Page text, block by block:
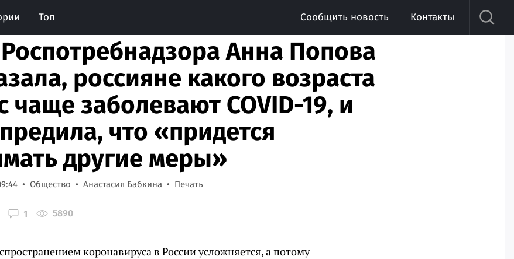
Топ Сообщить новость Контакты
Анна Попова
россияне какого возраста
чаще заболевают COVID-19, и
что «придется
другие меры»
Общество Анастасия Бабкина Печать
1 5890
коронавируса в России усложняется, а потому